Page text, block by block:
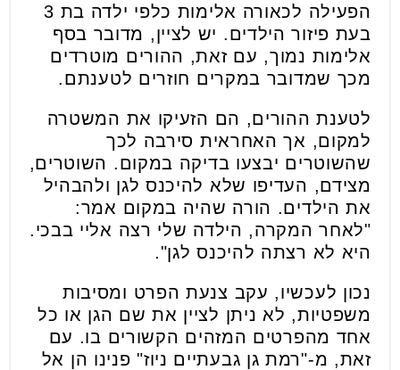
הפעילה לכאורה אלימות כלפי ילדה בת 3
בעת פיזור הילדים. יש לציין, מדובר בסף
אלימות נמוך, עם זאת, ההורים מוטרדים
מכך שמדובר במקרים חוזרים לטענתם.
לטענת ההורים, הם הזעיקו את המשטרה
למקום, אך האחראית סירבה לכך
שהשוטרים יבצעו בדיקה במקום. השוטרים,
מצידם, העדיפו שלא להיכנס לגן ולהבהיל
את הילדים. הורה שהיה במקום אמר:
"לאחר המקרה, הילדה שלי רצה אליי בבכי.
היא לא רצתה להיכנס לגן".
נכון לעכשיו, עקב צנעת הפרט ומסיבות
משפטיות, לא ניתן לציין את שם הגן או כל
אחד מהפרטים המזהים הקשורים בו. עם
זאת, מ-"רמת גן גבעתיים ניוז" פנינו הן אל